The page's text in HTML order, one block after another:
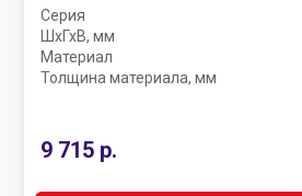
Серия
ШхГхВ, мм
Материал
Толщина материала, мм
9 715 р.